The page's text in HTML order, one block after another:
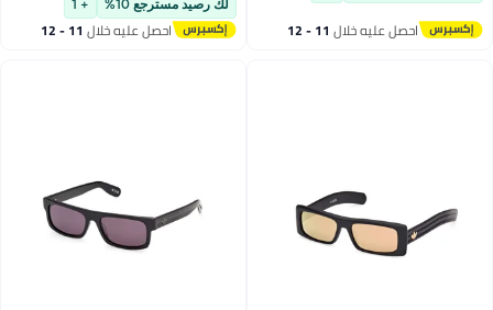
احصل عليه خلال 11 - 12
لك رصيد مسترجع 10% + 1
احصل عليه خلال 11 - 12